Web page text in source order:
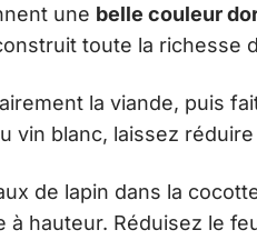
une belle couleur
toute la richesse
la viande, puis
vin blanc, laissez
de lapin dans la
à hauteur. Réduisez le